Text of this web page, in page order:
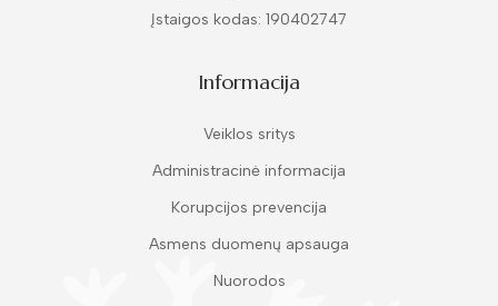
Įstaigos kodas: 190402747
Informacija
Veiklos sritys
Administracinė informacija
Korupcijos prevencija
Asmens duomenų apsauga
Nuorodos